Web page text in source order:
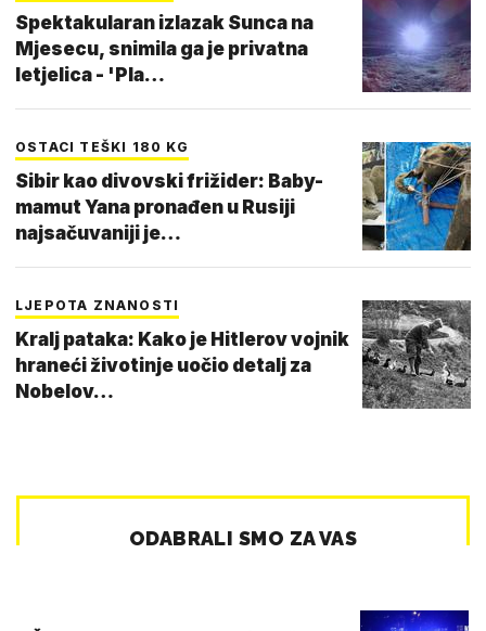
Spektakularan izlazak Sunca na
Mjesecu, snimila ga je privatna
letjelica - 'Pla…
OSTACI TEŠKI 180 KG
Sibir kao divovski frižider: Baby-
mamut Yana pronađen u Rusiji
najsačuvaniji je…
LJEPOTA ZNANOSTI
Kralj pataka: Kako je Hitlerov vojnik
hraneći životinje uočio detalj za
Nobelov…